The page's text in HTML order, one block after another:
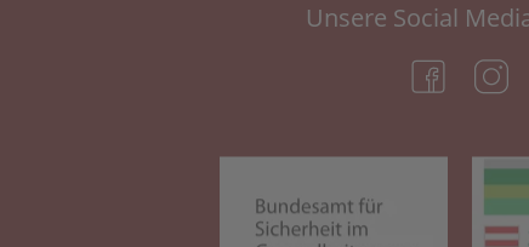
Unsere Social
(öffnet in
(öffnet